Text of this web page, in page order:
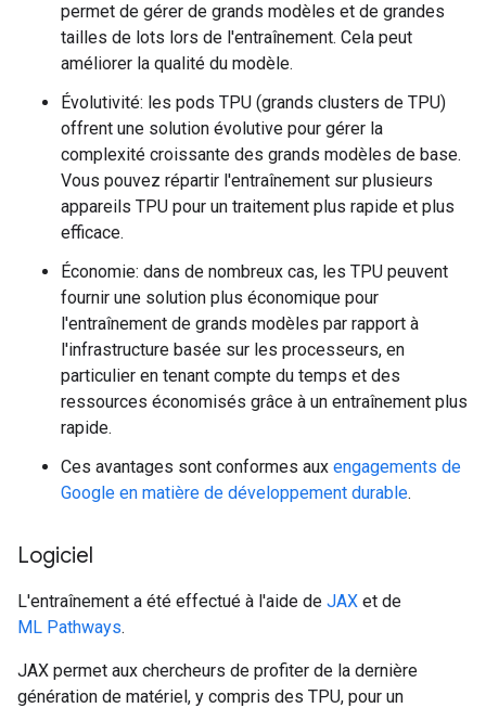
permet de gérer de grands modèles et de grandes
tailles de lots lors de l'entraînement. Cela peut
améliorer la qualité du modèle.
Évolutivité: les pods TPU (grands clusters de TPU)
offrent une solution évolutive pour gérer la
complexité croissante des grands modèles de base.
Vous pouvez répartir l'entraînement sur plusieurs
appareils TPU pour un traitement plus rapide et plus
efficace.
Économie: dans de nombreux cas, les TPU peuvent
fournir une solution plus économique pour
l'entraînement de grands modèles par rapport à
l'infrastructure basée sur les processeurs, en
particulier en tenant compte du temps et des
ressources économisés grâce à un entraînement plus
rapide.
Ces avantages sont conformes aux engagements de
Google en matière de développement durable.
Logiciel
L'entraînement a été effectué à l'aide de JAX et de
ML Pathways.
JAX permet aux chercheurs de profiter de la dernière
génération de matériel, y compris des TPU, pour un